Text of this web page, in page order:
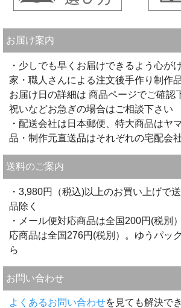
お届け案内
・少しでも早くお届けできるよう心が
家・職人さんによる注文後手作り制作
お届け日の詳細は 商品ページでご確認
祝いなどお急ぎの場合はご相談下さい
・配送会社は日本郵便、特大商品はヤ
品・制作元直送品はそれぞれの宅配会
送料のご案内
・3,980円（税込)以上のお買い上げで
品除く
・メール便対応商品は全国200円(税別
応商品は全国276円(税別）。ゆうパッ
ら
お問い合わせ
よくあるお問い合わせを見ても解決で